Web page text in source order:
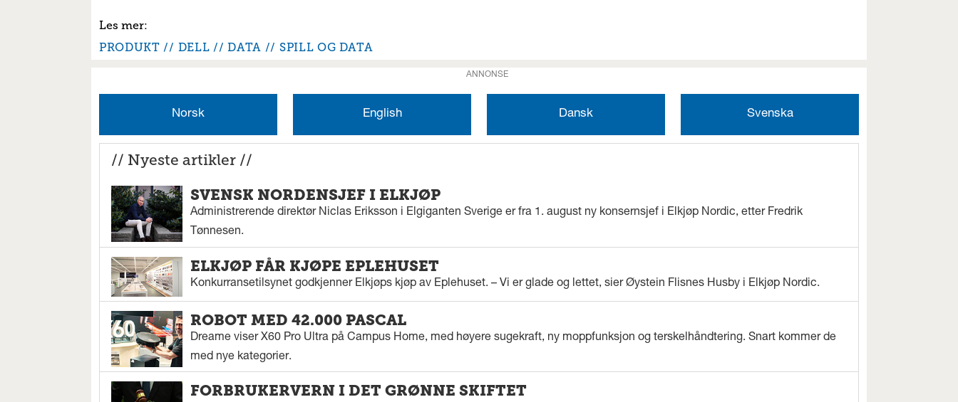
PRODUKT DELL DATA SPILL OG DATA
ANNONSE
Norsk English Dansk Svenska
// Nyeste artikler //
SVENSK NORDENSJEF I ELKJØP
Administrerende direktør Niclas Eriksson i Elgiganten Sverige er fra 1. august ny konsernsjef i Elkjøp Nordic, etter Fredrik
Tønnesen.
ELKJØP FÅR KJØPE EPLEHUSET
Konkurransetilsynet godkjenner Elkjøps kjøp av Eplehuset. – Vi er glade og lettet, sier Øystein Flisnes Husby i Elkjøp Nordic.
ROBOT MED 42.000 PASCAL
Dreame viser X60 Pro Ultra på Campus Home, med høyere sugekraft, ny moppfunksjon og terskelhåndtering. Snart kommer de
med nye kategorier.
FORBRUKERVERN I DET GRØNNE SKIFTET